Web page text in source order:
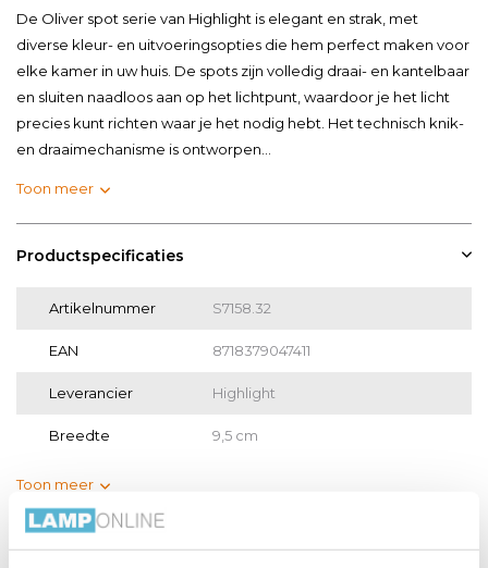
De Oliver spot serie van Highlight is elegant en strak, met
diverse kleur- en uitvoeringsopties die hem perfect maken voor
elke kamer in uw huis. De spots zijn volledig draai- en kantelbaar
en sluiten naadloos aan op het lichtpunt, waardoor je het licht
precies kunt richten waar je het nodig hebt. Het technisch knik-
en draaimechanisme is ontworpen...
Toon meer
Productspecificaties
Artikelnummer S7158.32
EAN 8718379047411
Leverancier Highlight
Breedte 9,5 cm
Toon meer
Vergelijk Delen